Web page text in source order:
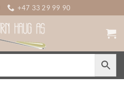
+47 33 29 99 90